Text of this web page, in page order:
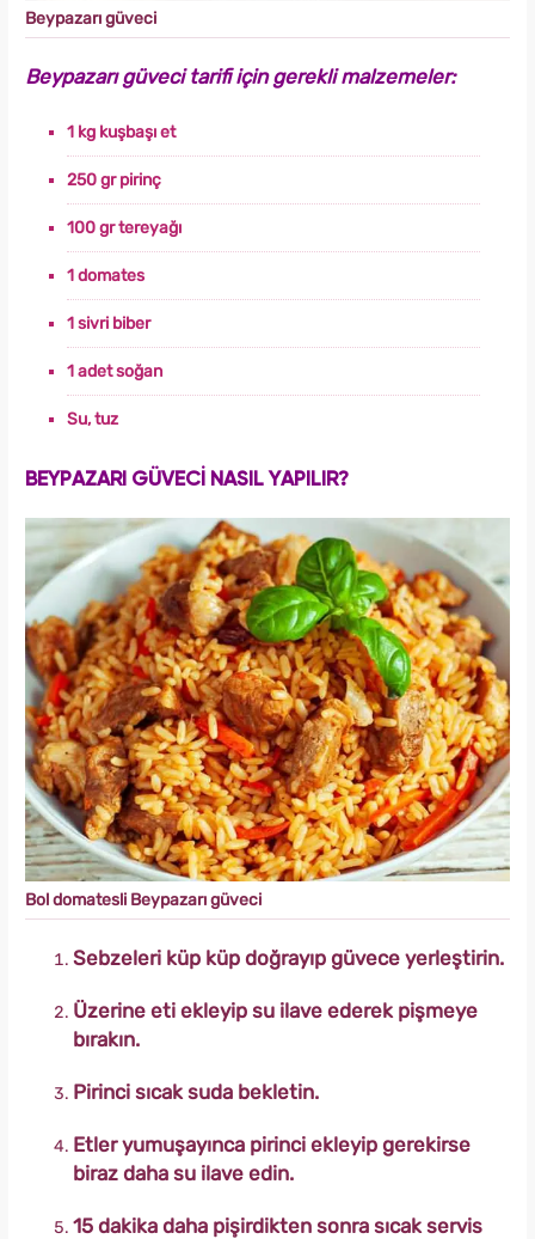
Beypazarı güveci
Beypazarı güveci tarifi için gerekli malzemeler:
1 kg kuşbaşı et
250 gr pirinç
100 gr tereyağı
1 domates
1 sivri biber
1 adet soğan
Su, tuz
BEYPAZARI GÜVECİ NASIL YAPILIR?
Bol domatesli Beypazarı güveci
Sebzeleri küp küp doğrayıp güvece yerleştirin.
Üzerine eti ekleyip su ilave ederek pişmeye
bırakın.
Pirinci sıcak suda bekletin.
Etler yumuşayınca pirinci ekleyip gerekirse
biraz daha su ilave edin.
15 dakika daha pişirdikten sonra sıcak servis